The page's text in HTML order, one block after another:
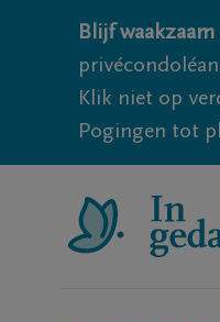
Blijf
Klik niet op
Pogingen tot